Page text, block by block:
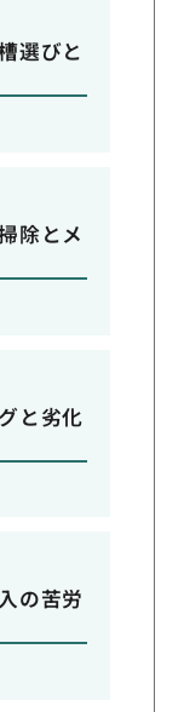
選びと
除とメ
と劣化
の苦労